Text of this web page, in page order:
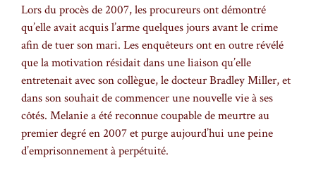
Lors du procès de 2007, les procureurs ont démontré
qu’elle avait acquis l’arme quelques jours avant le crime
afin de tuer son mari. Les enquêteurs ont en outre révélé
que la motivation résidait dans une liaison qu’elle
entretenait avec son collègue, le docteur Bradley Miller, et
dans son souhait de commencer une nouvelle vie à ses
côtés. Melanie a été reconnue coupable de meurtre au
premier degré en 2007 et purge aujourd’hui une peine
d’emprisonnement à perpétuité.